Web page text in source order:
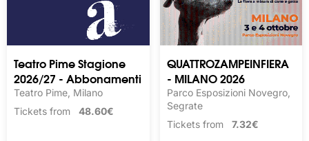
Teatro Pime Stagione
2026/27 - Abbonamenti
Teatro Pime, Milano
Tickets from 48.60€
QUATTROZAMPEINFIERA
- MILANO 2026
Parco Esposizioni Novegro,
Segrate
Tickets from 7.32€